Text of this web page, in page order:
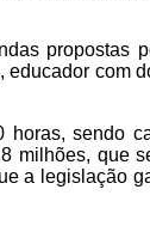
sendo
que
a legislação